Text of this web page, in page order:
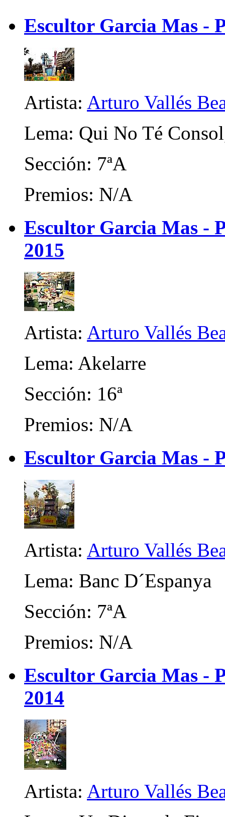
Escultor Garcia Mas -
Artista: Arturo Vallés
Lema: Qui No Té
Sección: 7ªA
Premios: N/A
Escultor Garcia Mas -
2015
Artista: Arturo Vallés
Lema: Akelarre
Sección: 16ª
Premios: N/A
Escultor Garcia Mas -
Artista: Arturo Vallés
Lema: Banc D´Espanya
Sección: 7ªA
Premios: N/A
Escultor Garcia Mas -
2014
Artista: Arturo Vallés